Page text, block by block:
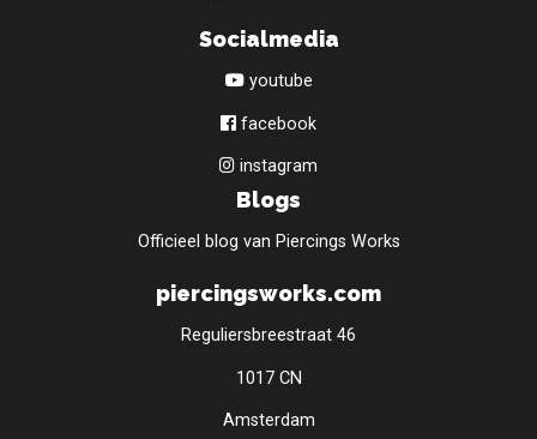
Socialmedia
youtube
facebook
instagram
Blogs
Officieel blog van Piercings Works
piercingsworks.com
Reguliersbreestraat 46
1017 CN
Amsterdam